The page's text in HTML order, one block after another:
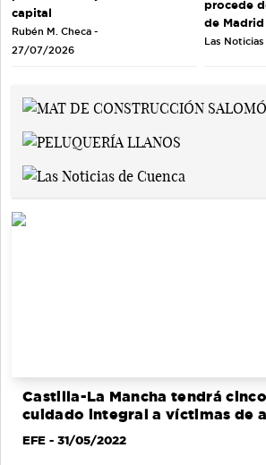
capital
Rubén M. Checa -
27/07/2026
procede
de Madrid
Las
Castilla-La Mancha tendrá
cuidado integral a víctimas de
EFE - 31/05/2022